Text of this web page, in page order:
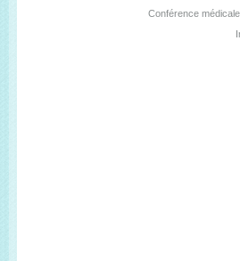
Conférence